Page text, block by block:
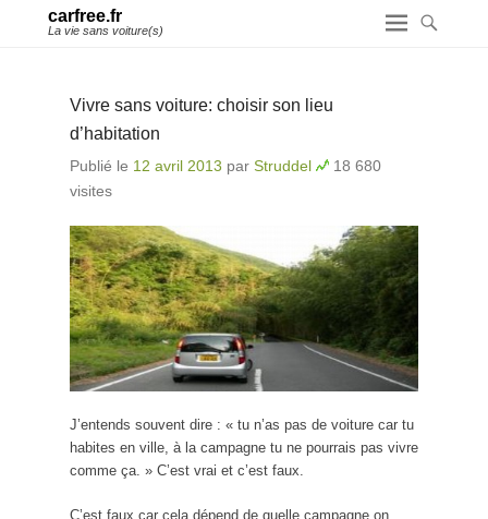
carfree.fr
La vie sans voiture(s)
Vivre sans voiture: choisir son lieu
d’habitation
Publié le 12 avril 2013 par Struddel
18 680
visites
J’entends souvent dire : « tu n’as pas de voiture car tu
habites en ville, à la campagne tu ne pourrais pas vivre
comme ça. » C’est vrai et c’est faux.
C’est faux car cela dépend de quelle campagne on